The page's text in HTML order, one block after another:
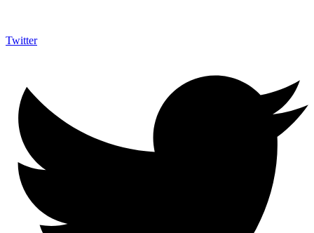
Twitter